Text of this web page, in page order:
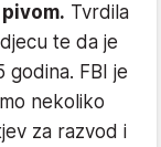
Tvrdila
te da je
godina. FBI je
nekoliko
za razvod i